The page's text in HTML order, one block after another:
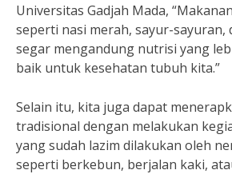
Universitas Gadjah Mada,
seperti nasi merah, sayur-sayuran,
segar mengandung nutrisi yang
baik untuk kesehatan tubuh kita.”
Selain itu, kita juga dapat
tradisional dengan melakukan
yang sudah lazim dilakukan oleh
seperti berkebun, berjalan kaki,